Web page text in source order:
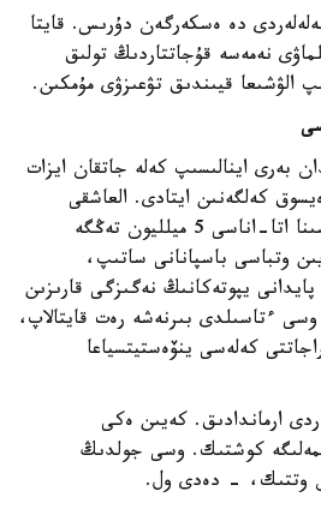
دە ەسكەرگەن دۇرىس. قايتا
نەمەسە قۇجاتتاردىڭ تولىق
الۋشىعا قيىندىق تۋعىزۋى مۇمكىن.
2017 -جىلدان بەرى اينالىسىپ كەلە جاتقان ايزات
كەلگەنىن ايتادى. العاشقى
پاتەردىڭ باستاپقى جارناسىنا اتا-اناسى 5 ميلليون تەڭگە
وتباسى باسپانانى ساتىپ،
پايدانى يپوتەكانىڭ نەگىزگى قارىزىن
ءتاسىلدى بىرنەشە رەت قايتالاپ،
كەلەسى ينۆەستيتسياعا
ارماندادىق. كەيىن ەكى
كوشتىك. وسى جولدىڭ
وتتىك، - دەدى ول.